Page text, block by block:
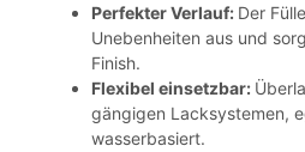
Perfekter Verlauf: Der
Unebenheiten aus und
Finish.
Flexibel einsetzbar:
gängigen Lacksystemen,
wasserbasiert.